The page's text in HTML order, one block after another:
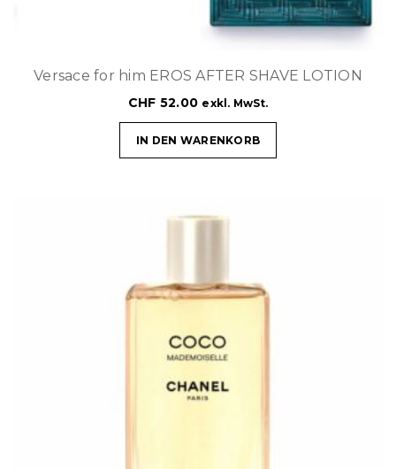
Versace for him EROS AFTER SHAVE LOTION
CHF 52.00 exkl. MwSt.
IN DEN WARENKORB